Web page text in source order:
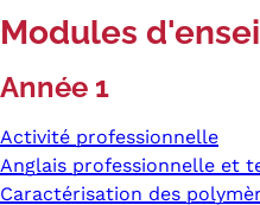
Modules
Année 1
Activité professionnelle
Anglais professionnelle et
Caractérisation des